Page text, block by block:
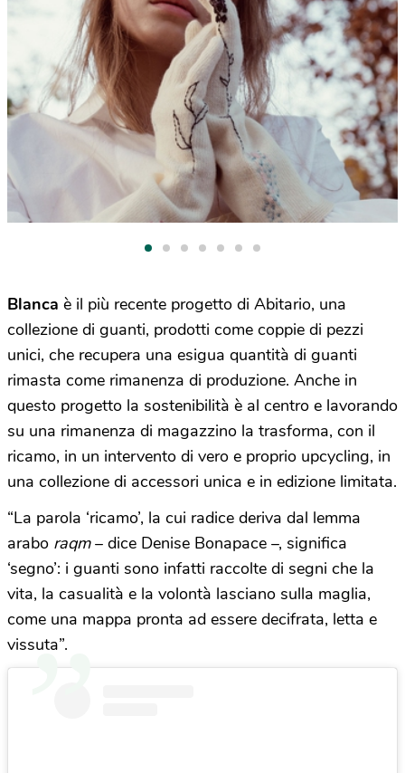
Blanca è il più recente progetto di Abitario, una
collezione di guanti, prodotti come coppie di pezzi
unici, che recupera una esigua quantità di guanti
rimasta come rimanenza di produzione. Anche in
questo progetto la sostenibilità è al centro e lavorando
su una rimanenza di magazzino la trasforma, con il
ricamo, in un intervento di vero e proprio upcycling, in
una collezione di accessori unica e in edizione limitata.
“La parola ‘ricamo’, la cui radice deriva dal lemma
arabo raqm– dice Denise Bonapace –, significa
‘segno’: i guanti sono infatti raccolte di segni che la
vita, la casualità e la volontà lasciano sulla maglia,
come una mappa pronta ad essere decifrata, letta e
vissuta”.